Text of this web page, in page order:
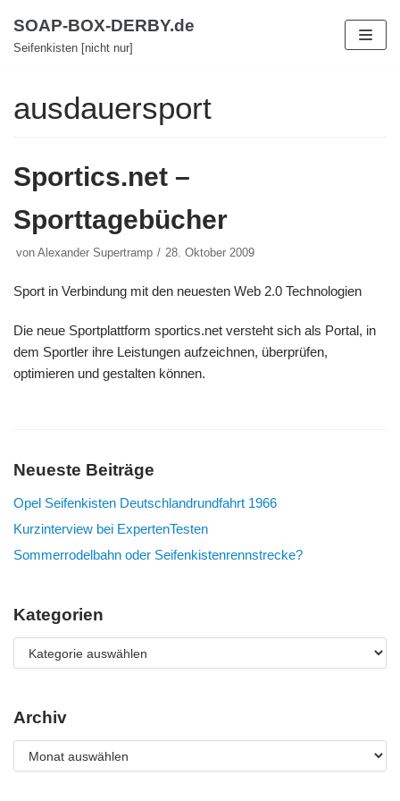
Zum
Inhalt
SOAP-BOX-DERBY.de
Seifenkisten [nicht nur]
ausdauersport
Sportics.net –
Sporttagebücher
von Alexander Supertramp 28. Oktober 2009
Sport in Verbindung mit den neuesten Web 2.0 Technologien
Die neue Sportplattform sportics.net versteht sich als Portal, in
dem Sportler ihre Leistungen aufzeichnen, überprüfen,
optimieren und gestalten können.
Neueste Beiträge
Opel Seifenkisten Deutschlandrundfahrt 1966
Kurzinterview bei ExpertenTesten
Sommerrodelbahn oder Seifenkistenrennstrecke?
Kategorien
Archiv